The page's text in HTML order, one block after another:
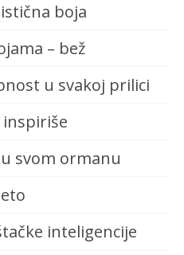
boja
– bež
u svakoj prilici
inspiriše
svom ormanu
inteligencije